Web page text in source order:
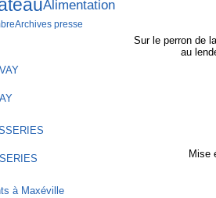
Alimentation
Archives presse
Sur le perron de
au
Mise